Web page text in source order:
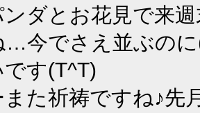
ンダとお花見で来
…今でさえ並ぶの
す(T^T)
また祈祷ですね♪先